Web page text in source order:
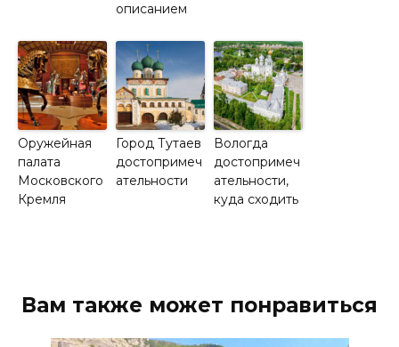
описанием
Оружейная
палата
Московского
Кремля
Город Тутаев
достопримеч
ательности
Вологда
достопримеч
ательности,
куда сходить
Вам также может понравиться